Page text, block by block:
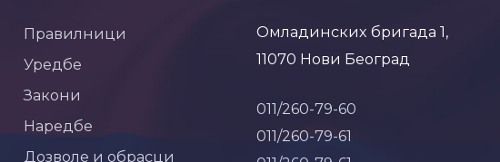
Правилници
Уредбе
Закони
Наредбе
Дозволе и обрасци
Омладинских бригада 1,
11070 Нови Београд
011/260-79-60
011/260-79-61